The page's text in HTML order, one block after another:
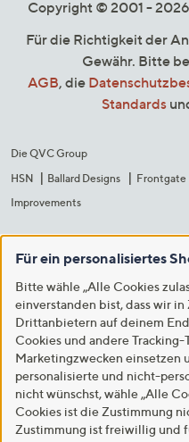
Copyright © 2001 - 2026
Für die Richtigkeit der
Gewähr. Bitte
AGB, die
Standards
Die QVC Group
HSN
Ballard Designs Frontgate
Improvements
Für ein personalisiertes
Bitte wähle „Alle Cookies
einverstanden bist, dass wir
Drittanbietern auf deinem
Cookies und andere
Marketingzwecken einsetzen
personalisierte und nicht-
nicht wünschst, wähle „Alle
Cookies ist die Zustimmung
Zustimmung ist freiwillig und